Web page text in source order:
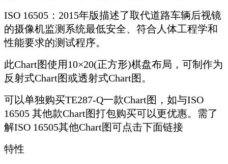
ISO 16505：2015年版描述了取代道路车辆后视镜
的摄像机监测系统最低安全、符合人体工程学和
性能要求的测试程序。
此Chart图使用10×20(正方形)棋盘布局，可制作为
反射式Chart图或透射式Chart图。
可以单独购买TE287-Q一款Chart图，如与ISO
16505 其他款Chart图打包购买可以更优惠。需了
解ISO 16505其他Chart图可点击下面链接
特性